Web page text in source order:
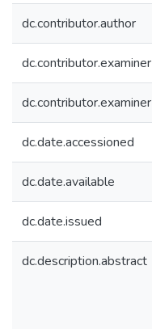
dc.contributor.author
dc.contributor.examiner
dc.contributor.examiner
dc.date.accessioned
dc.date.available
dc.date.issued
dc.description.abstract